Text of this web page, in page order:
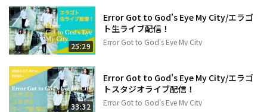
25:29
Error Got to God's Eye My City/エラゴ
ト生ライブ配信！
Error Got to God's Eye My City
33:32
Error Got to God's Eye My City/エラゴ
トスタジオライブ配信！
Error Got to God's Eye My City